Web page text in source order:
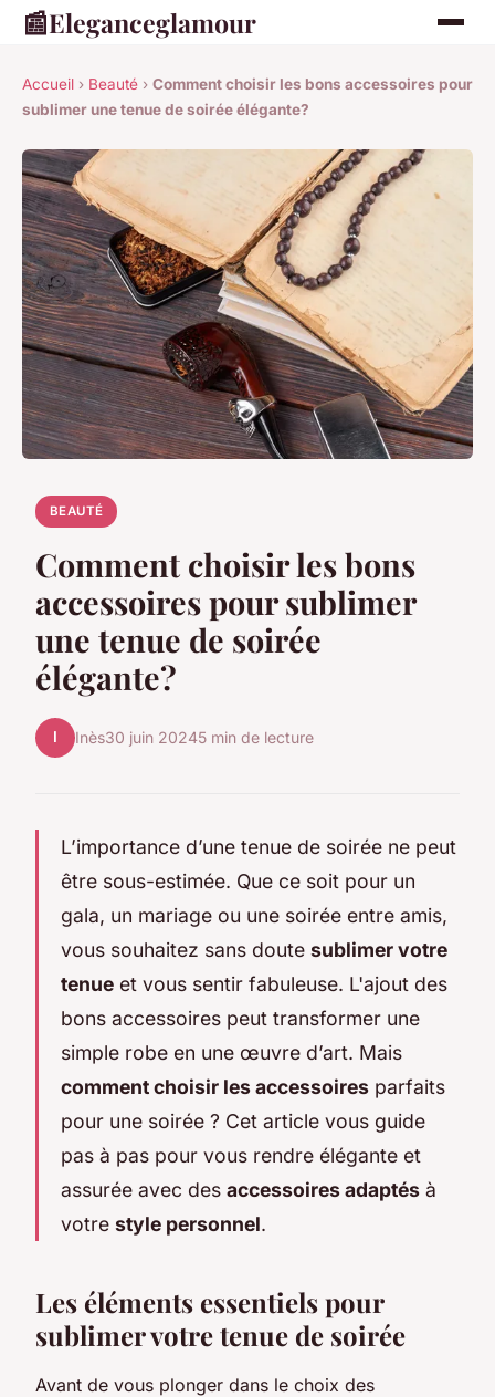
📰Eleganceglamour
Accueil › Beauté › Comment choisir les bons accessoires pour
sublimer une tenue de soirée élégante?
BEAUTÉ
Comment choisir les bons
accessoires pour sublimer
une tenue de soirée
élégante?
I Inès30 juin 20245 min de lecture
L’importance d’une tenue de soirée ne peut
être sous-estimée. Que ce soit pour un
gala, un mariage ou une soirée entre amis,
vous souhaitez sans doute sublimer votre
tenue et vous sentir fabuleuse. L'ajout des
bons accessoires peut transformer une
simple robe en une œuvre d’art. Mais
comment choisir les accessoires parfaits
pour une soirée ? Cet article vous guide
pas à pas pour vous rendre élégante et
assurée avec des accessoires adaptés à
votre style personnel.
Les éléments essentiels pour
sublimer votre tenue de soirée
Avant de vous plonger dans le choix des